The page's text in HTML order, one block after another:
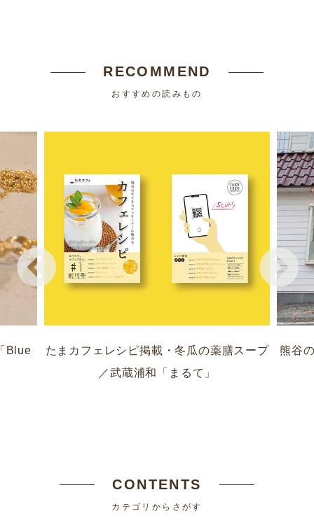
RECOMMEND
おすすめの読みもの
Blue
たまカフェレシピ掲載・冬瓜の薬膳スープ
／武蔵浦和「まるて」
熊谷
CONTENTS
カテゴリからさがす